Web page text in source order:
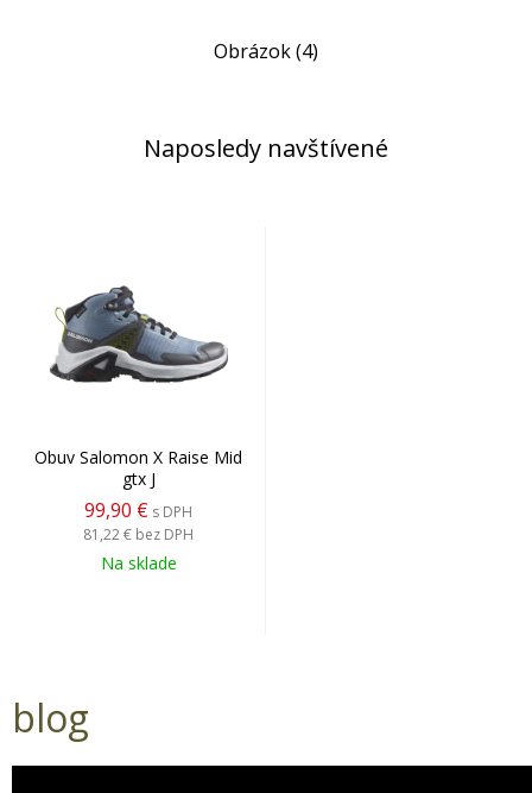
Obrázok (4)
Naposledy navštívené
Obuv Salomon X Raise Mid
gtx J
99,90 € s DPH
81,22 € bez DPH
Na sklade
blog